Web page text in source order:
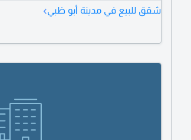
شقق للبيع في مدينة أبو ظبي›